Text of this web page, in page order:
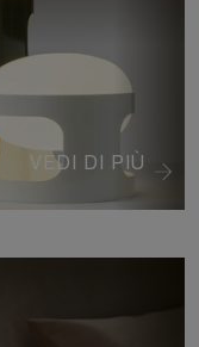
VEDI DI PIÙ